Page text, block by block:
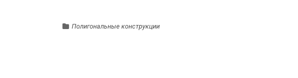
Полигональные конструкции